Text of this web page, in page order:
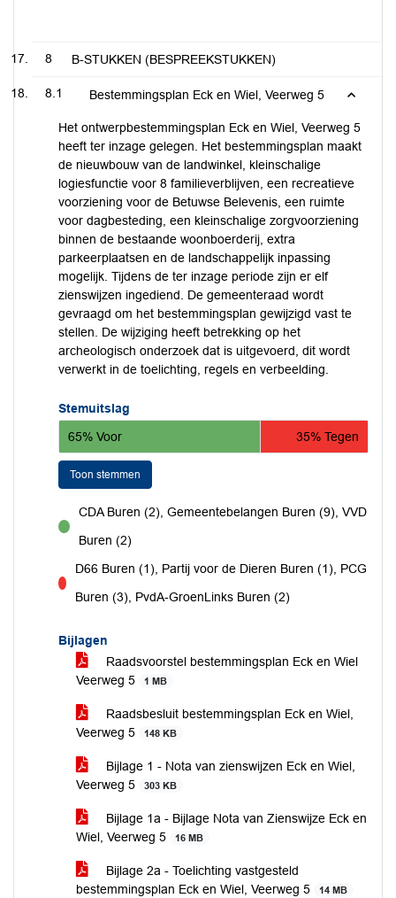
8 B-STUKKEN (BESPREEKSTUKKEN)
8.1 Bestemmingsplan Eck en Wiel, Veerweg 5
Het ontwerpbestemmingsplan Eck en Wiel, Veerweg 5
heeft ter inzage gelegen. Het bestemmingsplan maakt
de nieuwbouw van de landwinkel, kleinschalige
logiesfunctie voor 8 familieverblijven, een recreatieve
voorziening voor de Betuwse Belevenis, een ruimte
voor dagbesteding, een kleinschalige zorgvoorziening
binnen de bestaande woonboerderij, extra
parkeerplaatsen en de landschappelijk inpassing
mogelijk. Tijdens de ter inzage periode zijn er elf
zienswijzen ingediend. De gemeenteraad wordt
gevraagd om het bestemmingsplan gewijzigd vast te
stellen. De wijziging heeft betrekking op het
archeologisch onderzoek dat is uitgevoerd, dit wordt
verwerkt in de toelichting, regels en verbeelding.
Stemuitslag
65% Voor
35% Tegen
Toon stemmen
voor
CDA Buren (2), Gemeentebelangen Buren (9), VVD
Buren (2)
tegen
D66 Buren (1), Partij voor de Dieren Buren (1), PCG
Buren (3), PvdA-GroenLinks Buren (2)
Bijlagen
Raadsvoorstel bestemmingsplan Eck en Wiel
Veerweg 5
1 MB
Raadsbesluit bestemmingsplan Eck en Wiel,
Veerweg 5
148 KB
Bijlage 1 - Nota van zienswijzen Eck en Wiel,
Veerweg 5
303 KB
Bijlage 1a - Bijlage Nota van Zienswijze Eck en
Wiel, Veerweg 5
16 MB
Bijlage 2a - Toelichting vastgesteld
bestemmingsplan Eck en Wiel, Veerweg 5
14 MB